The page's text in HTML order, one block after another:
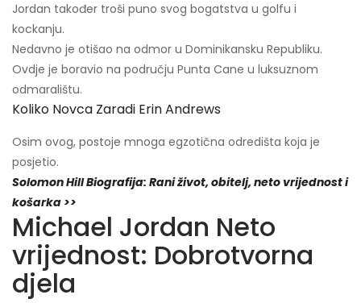
Jordan također troši puno svog bogatstva u golfu i
kockanju.
Nedavno je otišao na odmor u Dominikansku Republiku.
Ovdje je boravio na području Punta Cane u luksuznom
odmaralištu.
Koliko Novca Zaradi Erin Andrews
Osim ovog, postoje mnoga egzotična odredišta koja je
posjetio.
Solomon Hill Biografija: Rani život, obitelj, neto vrijednost i
košarka >>
Michael Jordan Neto
vrijednost: Dobrotvorna
djela